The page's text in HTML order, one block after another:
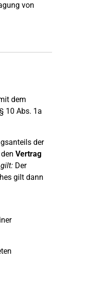
von
dem
10 Abs. 1a
der
Vertrag
Der
gilt dann